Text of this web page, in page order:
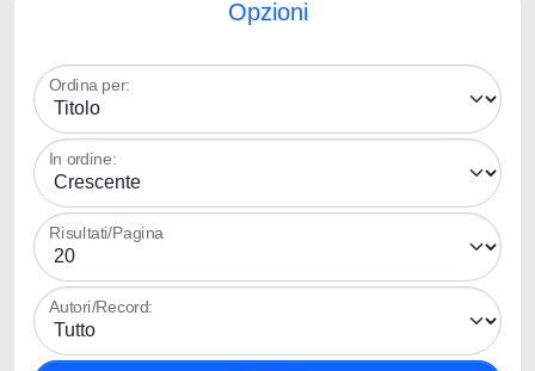
Opzioni
Ordina per:
In ordine:
Risultati/Pagina
Autori/Record: